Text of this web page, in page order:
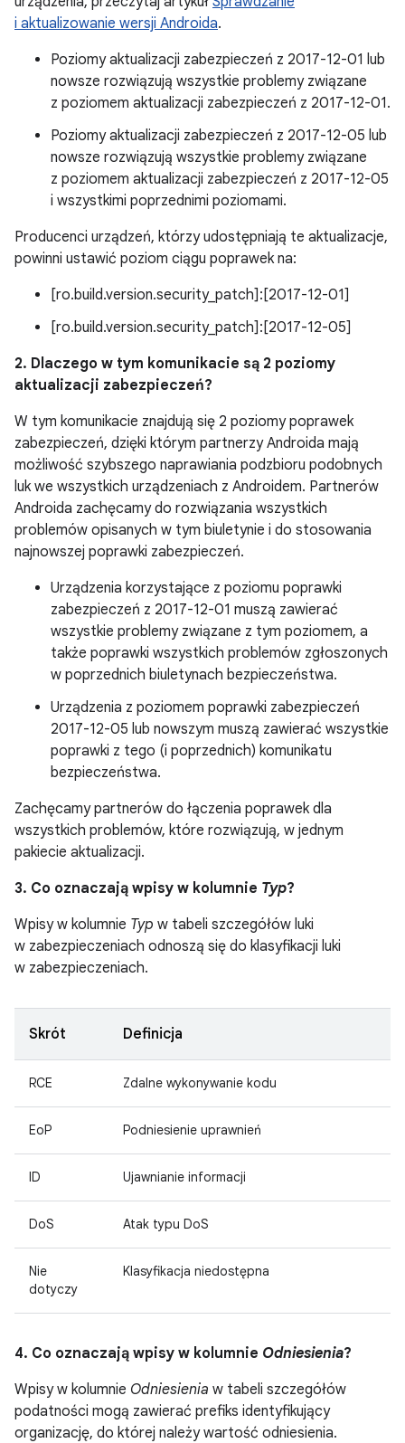
i aktualizowanie wersji Androida.
Poziomy aktualizacji zabezpieczeń z 2017-12-01 lub
nowsze rozwiązują wszystkie problemy związane
z poziomem aktualizacji zabezpieczeń z 2017-12-01.
Poziomy aktualizacji zabezpieczeń z 2017-12-05 lub
nowsze rozwiązują wszystkie problemy związane
z poziomem aktualizacji zabezpieczeń z 2017-12-05
i wszystkimi poprzednimi poziomami.
Producenci urządzeń, którzy udostępniają te aktualizacje,
powinni ustawić poziom ciągu poprawek na:
[ro.build.version.security_patch]:[2017-12-01]
[ro.build.version.security_patch]:[2017-12-05]
2. Dlaczego w tym komunikacie są 2 poziomy
aktualizacji zabezpieczeń?
W tym komunikacie znajdują się 2 poziomy poprawek
zabezpieczeń, dzięki którym partnerzy Androida mają
możliwość szybszego naprawiania podzbioru podobnych
luk we wszystkich urządzeniach z Androidem. Partnerów
Androida zachęcamy do rozwiązania wszystkich
problemów opisanych w tym biuletynie i do stosowania
najnowszej poprawki zabezpieczeń.
Urządzenia korzystające z poziomu poprawki
zabezpieczeń z 2017-12-01 muszą zawierać
wszystkie problemy związane z tym poziomem, a
także poprawki wszystkich problemów zgłoszonych
w poprzednich biuletynach bezpieczeństwa.
Urządzenia z poziomem poprawki zabezpieczeń
2017-12-05 lub nowszym muszą zawierać wszystkie
poprawki z tego (i poprzednich) komunikatu
bezpieczeństwa.
Zachęcamy partnerów do łączenia poprawek dla
wszystkich problemów, które rozwiązują, w jednym
pakiecie aktualizacji.
3. Co oznaczają wpisy w kolumnie Typ?
Wpisy w kolumnie Typ w tabeli szczegółów luki
w zabezpieczeniach odnoszą się do klasyfikacji luki
w zabezpieczeniach.
Skrót Definicja
RCE Zdalne wykonywanie kodu
EoP Podniesienie uprawnień
ID Ujawnianie informacji
DoS Atak typu DoS
Nie
dotyczy
Klasyfikacja niedostępna
4. Co oznaczają wpisy w kolumnie Odniesienia?
Wpisy w kolumnie Odniesienia w tabeli szczegółów
podatności mogą zawierać prefiks identyfikujący
organizację, do której należy wartość odniesienia.